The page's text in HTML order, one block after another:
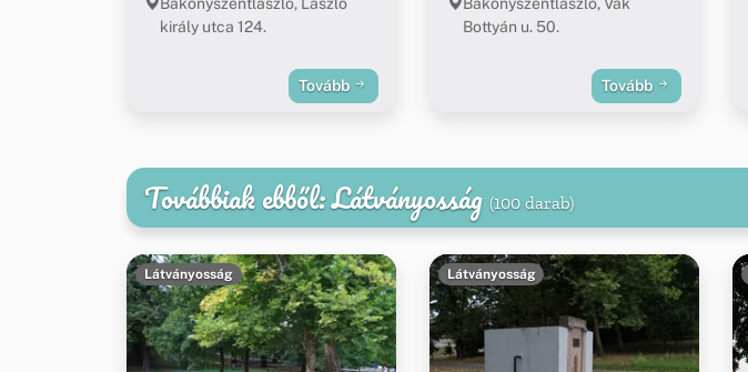
király utca 124.
Tovább
Bottyán u. 50.
Tovább
Továbbiak ebből: Látványosság (100 darab)
Látványosság Látványosság